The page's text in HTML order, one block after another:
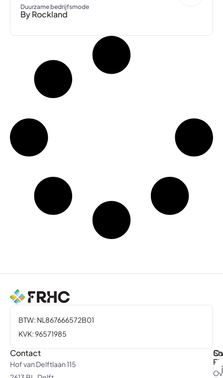
Duurzame bedrijfsmode
By Rockland
BTW: NL867666572B01
KVK: 96571985
Contact
Hof van Delftlaan 115